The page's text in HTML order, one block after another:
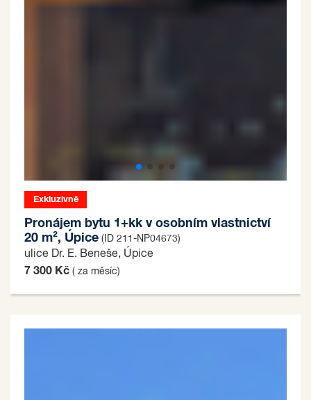
Exkluzivně
Pronájem bytu 1+kk v osobním vlastnictví
20 m², Úpice (ID 211-NP04673)
ulice Dr. E. Beneše, Úpice
7 300 Kč ( za měsíc)